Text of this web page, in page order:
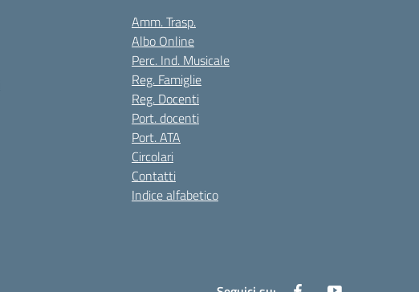
Amm. Trasp.
Albo Online
Perc. Ind. Musicale
Reg. Famiglie
Reg. Docenti
Port. docenti
Port. ATA
Circolari
Contatti
Indice alfabetico